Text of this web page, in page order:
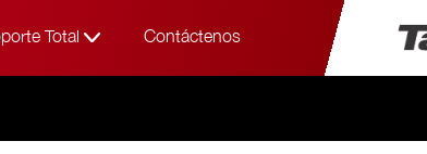
Total Contáctenos